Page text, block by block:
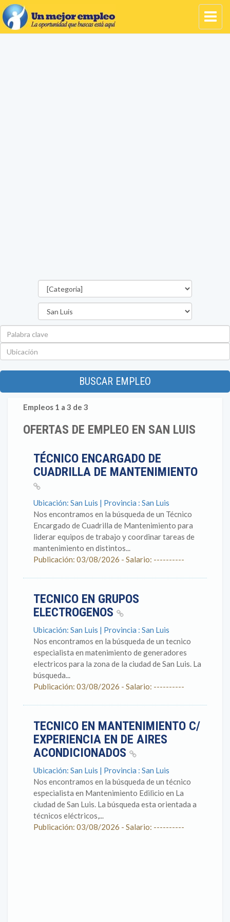
BUSCAR EMPLEO
Empleos 1 a 3 de 3
OFERTAS DE EMPLEO EN SAN LUIS
TÉCNICO ENCARGADO DE
CUADRILLA DE MANTENIMIENTO
Ubicación: San Luis | Provincia : San Luis
Nos encontramos en la búsqueda de un Técnico
Encargado de Cuadrilla de Mantenimiento para
liderar equipos de trabajo y coordinar tareas de
mantenimiento en distintos...
Publicación: 03/08/2026 - Salario: ----------
TECNICO EN GRUPOS
ELECTROGENOS
Ubicación: San Luis | Provincia : San Luis
Nos encontramos en la búsqueda de un tecnico
especialista en matenimiento de generadores
electricos para la zona de la ciudad de San Luis. La
búsqueda...
Publicación: 03/08/2026 - Salario: ----------
TECNICO EN MANTENIMIENTO C/
EXPERIENCIA EN DE AIRES
ACONDICIONADOS
Ubicación: San Luis | Provincia : San Luis
Nos encontramos en la búsqueda de un técnico
especialista en Mantenimiento Edilicio en La
ciudad de San Luis. La búsqueda esta orientada a
técnicos eléctricos,...
Publicación: 03/08/2026 - Salario: ----------